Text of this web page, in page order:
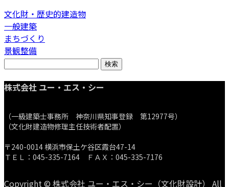
文化財・歴史的建造物
一般建築
まちづくり
景観整備
検
株式会社 ユー・エス・シー
（一級建築士事務所 神奈川県知事登録 第12977号）
（文化財建造物修理主任技術者配置）
〒240-0014 横浜市保土ケ谷区霞台47-14
ＴＥＬ：045-335-7164 ＦＡＸ：045-335-7176
Copyright © 株式会社 ユー・エス・シー（文化財設計） All